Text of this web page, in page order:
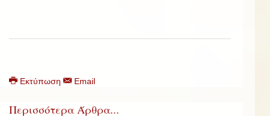
Εκτύπωση Email
Περισσότερα Άρθρα...